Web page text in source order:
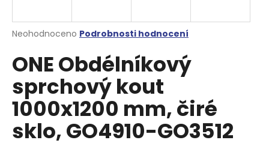
Průměrné
produktu
je
z
5
hvězdiček.
Neohodnoceno Podrobnosti hodnocení
ONE Obdélníkový
sprchový kout
1000x1200 mm, čiré
sklo, GO4910-GO3512
R
j
t
?
HLEDAT